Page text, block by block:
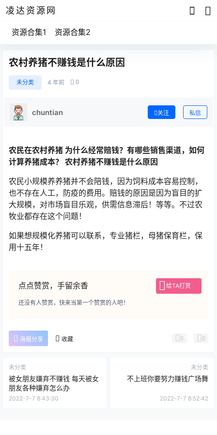
凌达资源网
资源合集1 资源合集2
农村养猪不赚钱是什么原因
未分类 4 年前 0
chuntian 关注 私信
农民在农村养猪 为什么经常赔钱？有哪些销售渠道，如何
计算养猪成本？ 农村养猪不赚钱是什么原因
农民小规模养养猪并不会陪钱，因为饲料成本容易控制，
也不存在人工，防疫的费用。赔钱的原因是因为盲目的扩
大规模，对市场盲目乐观，供需信息滞后！等等。不过农
牧业都存在这个问题！
如果想规模化养猪可以联系，专业猪栏，母猪保育栏，保
用十五年！
点点赞赏，手留余香 给TA打赏
还没有人赞赏，快来当第一个赞赏的人吧！
海报分享 收藏 0 0
未分类
被女朋友嫌弃不赚钱 每天被女
朋友各种嫌弃怎么办
2022-7-7 8:43:30
未分类
不上班你要努力赚钱广场舞
2022-7-7 8:52:42